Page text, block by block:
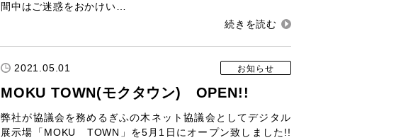
間中はご迷惑をおかけい…
2021.05.01 お知らせ
MOKU TOWN(モクタウン) OPEN!!
弊社が協議会を務めるぎふの木ネット協議会としてデジタル
展示場「MOKU TOWN」を5月1日にオープン致しました!!